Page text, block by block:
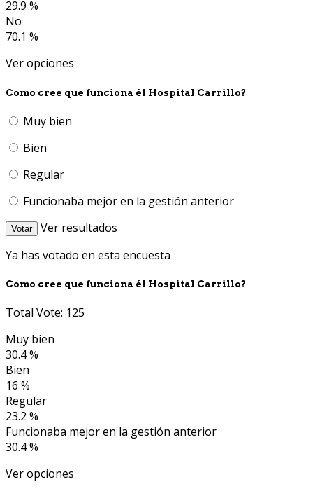
29.9 %
No
70.1 %
Ver opciones
Como cree que funciona él Hospital Carrillo?
Muy bien
Bien
Regular
Funcionaba mejor en la gestión anterior
Votar
Ver resultados
Ya has votado en esta encuesta
Como cree que funciona él Hospital Carrillo?
Total Vote: 125
Muy bien
30.4 %
Bien
16 %
Regular
23.2 %
Funcionaba mejor en la gestión anterior
30.4 %
Ver opciones